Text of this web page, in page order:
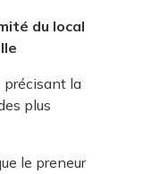
du local
précisant la
plus
le preneur